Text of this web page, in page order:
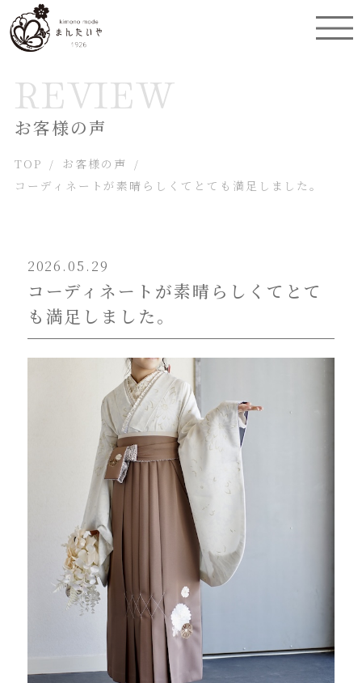
REVIEW
お客様の声
TOP / お客様の声 /
コーディネートが素晴らしくてとても満足しました。
2026.05.29
コーディネートが素晴らしくてとて
も満足しました。